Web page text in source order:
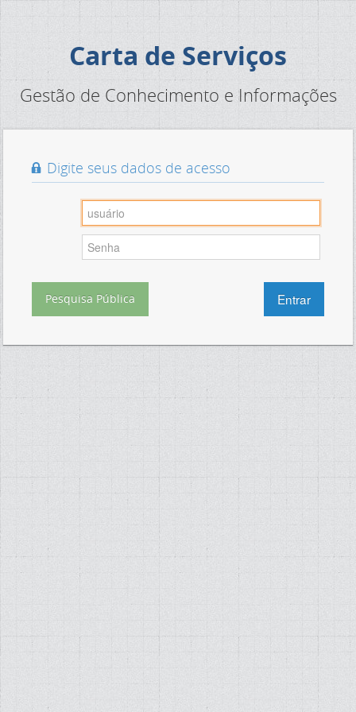
Carta de Serviços
Gestão de Conhecimento e Informações
Digite seus dados de acesso
Pesquisa Pública Entrar